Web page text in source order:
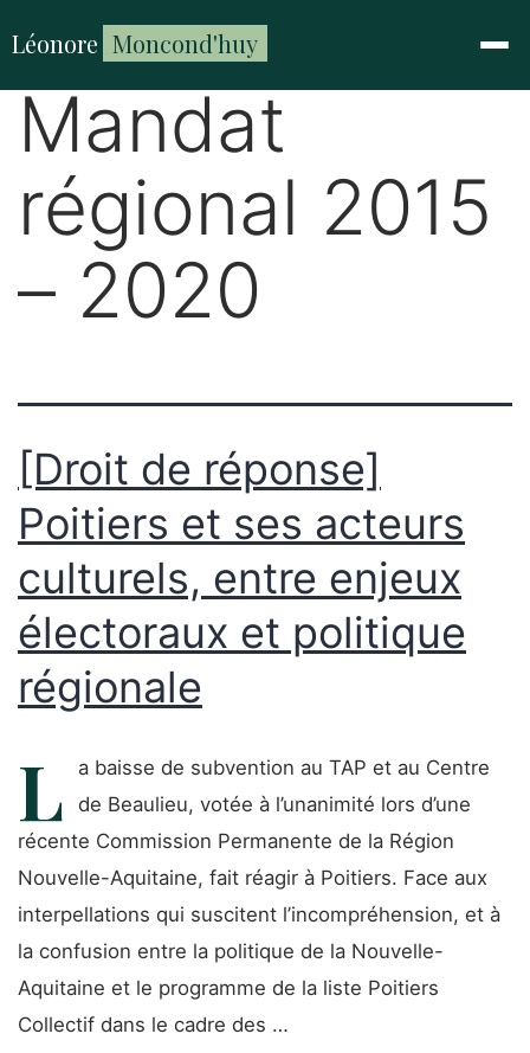
Léonore Moncond'huy
Catégorie :
Mandat
régional 2015
– 2020
[Droit de réponse]
Poitiers et ses acteurs
culturels, entre enjeux
électoraux et politique
régionale
L
a baisse de subvention au TAP et au Centre
de Beaulieu, votée à l’unanimité lors d’une
récente Commission Permanente de la Région
Nouvelle-Aquitaine, fait réagir à Poitiers. Face aux
interpellations qui suscitent l’incompréhension, et à
la confusion entre la politique de la Nouvelle-
Aquitaine et le programme de la liste Poitiers
Collectif dans le cadre des …